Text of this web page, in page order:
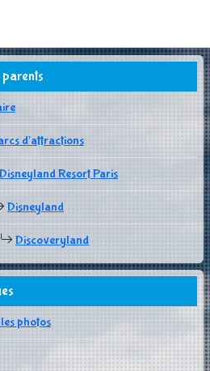
d'attractions
Disneyland Resort Paris
Disneyland
Discoveryland
photos